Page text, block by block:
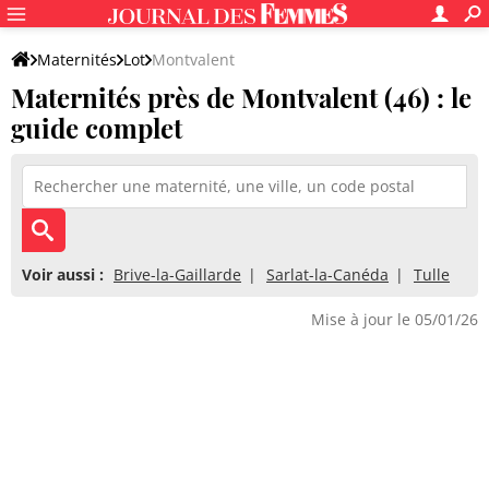
Maternités Lot Montvalent
Maternités près de Montvalent (46) : le
guide complet
Voir aussi : Brive-la-Gaillarde Sarlat-la-Canéda Tulle
Mise à jour le 05/01/26